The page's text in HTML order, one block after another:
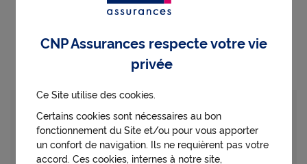
A7A
CNP ONE CAPI
CNP Assurances respecte votre vie
privée
Ce Site utilise des cookies.
Certains cookies sont nécessaires au bon
fonctionnement du Site et/ou pour vous apporter
un confort de navigation. Ils ne requièrent pas votre
accord. Ces cookies, internes à notre site,